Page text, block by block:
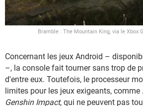
Bramble : The Mountain King, via le Xbox
Concernant les jeux Android –
–, la console fait tourner sans trop de
d'entre eux. Toutefois, le processeur
limites pour les jeux exigeants, comme
Genshin Impact, qui ne peuvent pas